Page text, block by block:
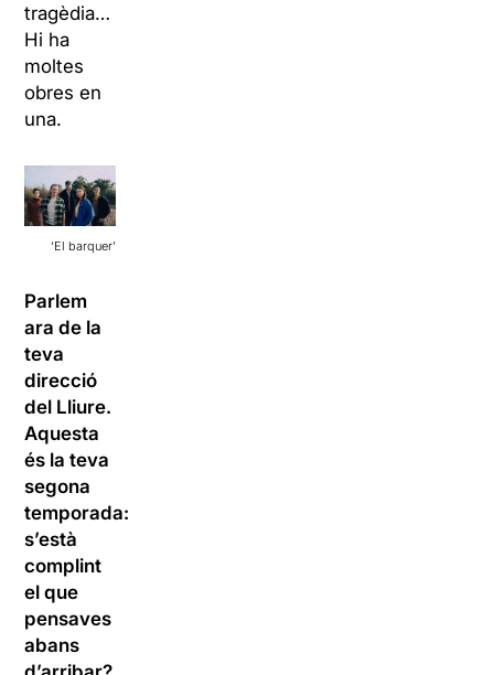
tragèdia…
Hi ha
moltes
obres en
una.
‘El barquer’
Parlem
ara de la
teva
direcció
del Lliure.
Aquesta
és la teva
segona
temporada:
s’està
complint
el que
pensaves
abans